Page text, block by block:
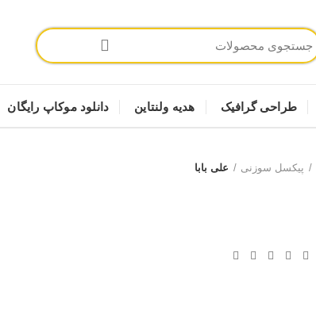
طراحی گرافیک هدیه ولنتاین دانلود موکاپ رایگان
پیکسل سوزنی علی بابا